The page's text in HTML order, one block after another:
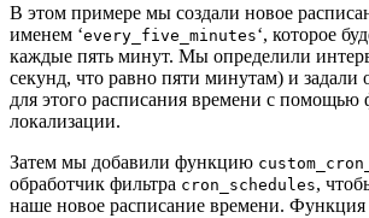
В этом примере мы создали новое
именем ‘every_five_minutes‘, которое
каждые пять минут. Мы определили
секунд, что равно пяти минутам) и задали
для этого расписания времени с помощью
локализации.
Затем мы добавили функцию
обработчик фильтра cron_schedules,
наше новое расписание времени.